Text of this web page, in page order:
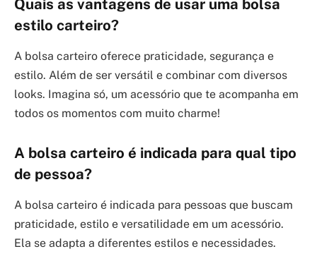
Quais as vantagens de usar uma bolsa
estilo carteiro?
A bolsa carteiro oferece praticidade, segurança e
estilo. Além de ser versátil e combinar com diversos
looks. Imagina só, um acessório que te acompanha em
todos os momentos com muito charme!
A bolsa carteiro é indicada para qual tipo
de pessoa?
A bolsa carteiro é indicada para pessoas que buscam
praticidade, estilo e versatilidade em um acessório.
Ela se adapta a diferentes estilos e necessidades.